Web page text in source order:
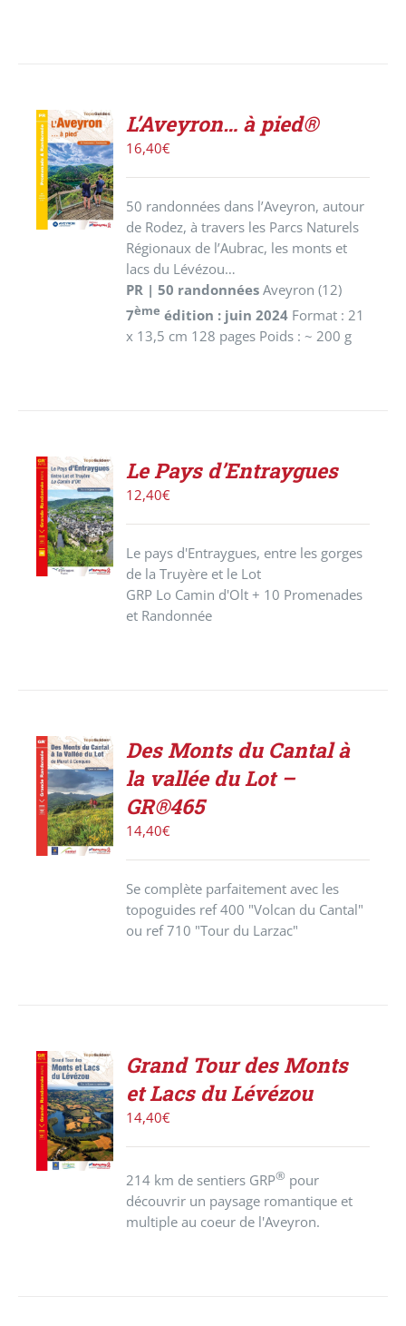
AJOUTER
AU
PANIER
/
DÉTAILS
L’Aveyron… à pied®
16,40€
50 randonnées dans l’Aveyron, autour
de Rodez, à travers les Parcs Naturels
Régionaux de l’Aubrac, les monts et
lacs du Lévézou…
PR | 50 randonnées Aveyron (12)
7ème édition : juin 2024 Format : 21
x 13,5 cm 128 pages Poids : ~ 200 g
ACHETER
LE
PRODUIT
/
DÉTAILS
Le Pays d’Entraygues
12,40€
Le pays d'Entraygues, entre les gorges
de la Truyère et le Lot
GRP Lo Camin d'Olt + 10 Promenades
et Randonnée
ACHETER
LE
PRODUIT
/
DÉTAILS
Des Monts du Cantal à
la vallée du Lot –
GR®465
14,40€
Se complète parfaitement avec les
topoguides ref 400 "Volcan du Cantal"
ou ref 710 "Tour du Larzac"
AJOUTER
AU
PANIER
/
DÉTAILS
Grand Tour des Monts
et Lacs du Lévézou
14,40€
214 km de sentiers GRP® pour
découvrir un paysage romantique et
multiple au coeur de l'Aveyron.